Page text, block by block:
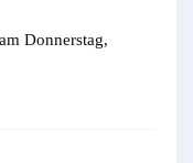
Donnerstag,